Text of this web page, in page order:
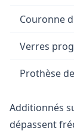
Couronne
Verres
Prothèse
Additionnés
dépassent